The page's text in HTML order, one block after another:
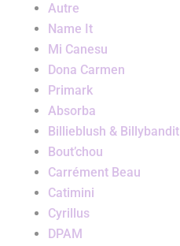
Autre
Name It
Mi Canesu
Dona Carmen
Primark
Absorba
Billieblush & Billybandit
Bout’chou
Carrément Beau
Catimini
Cyrillus
DPAM